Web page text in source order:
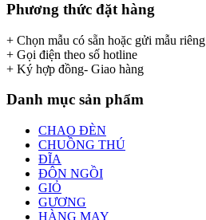
Phương thức đặt hàng
+ Chọn mẫu có sẵn hoặc gửi mẫu riêng
+ Gọi điện theo số hotline
+ Ký hợp đồng- Giao hàng
Danh mục sản phẩm
CHAO ĐÈN
CHUỒNG THÚ
ĐĨA
ĐÔN NGỒI
GIỎ
GƯƠNG
HÀNG MAY